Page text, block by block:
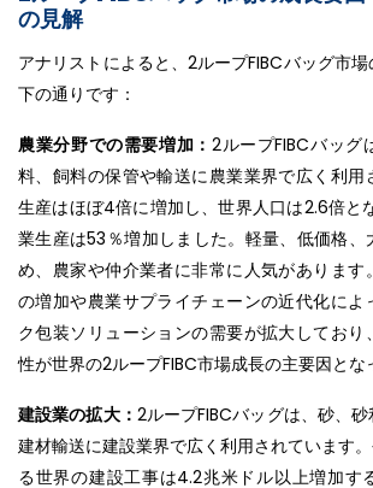
の見解
アナリストによると、2ループFIBCバッグ市
下の通りです：
農業分野での需要増加： 2ループFIBCバッグ
料、飼料の保管や輸送に農業業界で広く利用
生産はほぼ4倍に増加し、世界人口は2.6倍と
業生産は53％増加しました。軽量、低価格、
め、農家や仲介業者に非常に人気があります
の増加や農業サプライチェーンの近代化によ
ク包装ソリューションの需要が拡大しており
性が世界の2ループFIBC市場成長の主要因とな
建設業の拡大： 2ループFIBCバッグは、砂、
建材輸送に建設業界で広く利用されています
る世界の建設工事は4.2兆米ドル以上増加す